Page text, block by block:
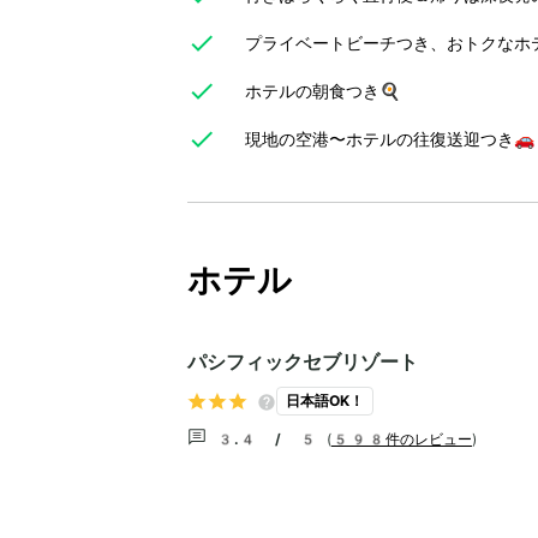
プライベートビーチつき、おトクなホ
ホテルの朝食つき🍳
現地の空港〜ホテルの往復送迎つき🚗
ホテル
パシフィックセブリゾート
日本語OK！
3.4 / 5 ( 598件のレビュー)